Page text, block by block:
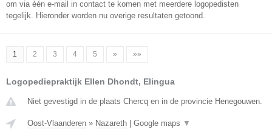
om via één e-mail in contact te komen met meerdere logopedisten
tegelijk. Hieronder worden nu overige resultaten getoond.
1 2 3 4 5 » »»
Logopediepraktijk Ellen Dhondt, Elingua
Niet gevestigd in de plaats Chercq en in de provincie Henegouwen.
Oost-Vlaanderen » Nazareth Google maps ▼